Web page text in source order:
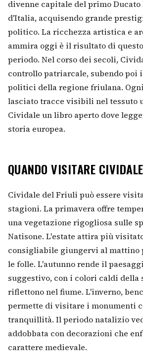
divenne capitale del primo Ducato
d'Italia, acquisendo grande
politico. La ricchezza artistica e
ammira oggi è il risultato di
periodo. Nel corso dei secoli,
controllo patriarcale, subendo poi
politici della regione friulana.
lasciato tracce visibili nel tessuto
Cividale un libro aperto dove
storia europea.
QUANDO VISITARE CIVIDALE
Cividale del Friuli può essere
stagioni. La primavera offre
una vegetazione rigogliosa sulle
Natisone. L'estate attira più
consigliabile giungervi al mattino
le folle. L'autunno rende il
suggestivo, con i colori caldi della
riflettono nel fiume. L'inverno,
permette di visitare i monumenti
tranquillità. Il periodo natalizio
addobbata con decorazioni che
carattere medievale.